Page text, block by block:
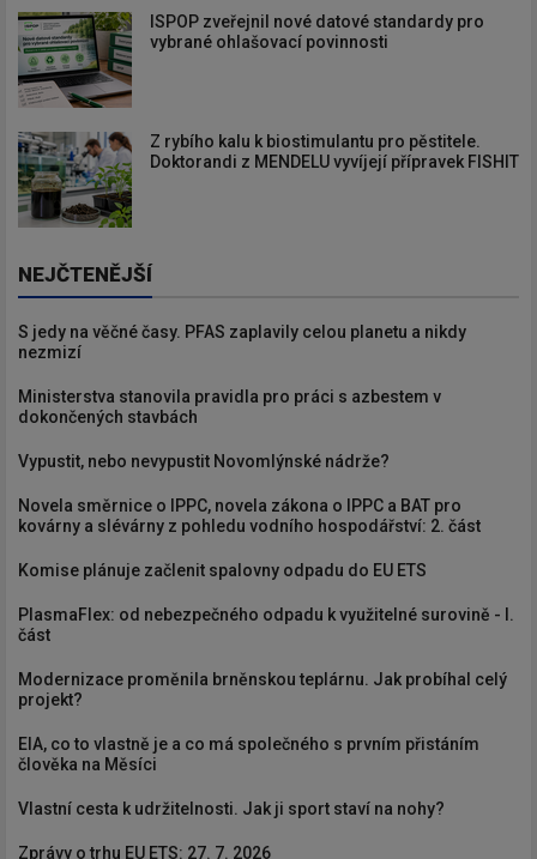
ISPOP zveřejnil nové datové standardy pro
vybrané ohlašovací povinnosti
Z rybího kalu k biostimulantu pro pěstitele.
Doktorandi z MENDELU vyvíjejí přípravek FISHIT
NEJČTENĚJŠÍ
S jedy na věčné časy. PFAS zaplavily celou planetu a nikdy
nezmizí
Ministerstva stanovila pravidla pro práci s azbestem v
dokončených stavbách
Vypustit, nebo nevypustit Novomlýnské nádrže?
Novela směrnice o IPPC, novela zákona o IPPC a BAT pro
kovárny a slévárny z pohledu vodního hospodářství: 2. část
Komise plánuje začlenit spalovny odpadu do EU ETS
PlasmaFlex: od nebezpečného odpadu k využitelné surovině - I.
část
Modernizace proměnila brněnskou teplárnu. Jak probíhal celý
projekt?
EIA, co to vlastně je a co má společného s prvním přistáním
člověka na Měsíci
Vlastní cesta k udržitelnosti. Jak ji sport staví na nohy?
Zprávy o trhu EU ETS: 27. 7. 2026